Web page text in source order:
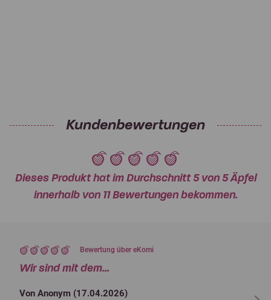
Kundenbewertungen
Dieses Produkt hat im Durchschnitt 5 von 5 Äpfel
innerhalb von 11 Bewertungen bekommen.
Bewertung über eKomi
Wir sind mit dem...
Von Anonym (17.04.2026)